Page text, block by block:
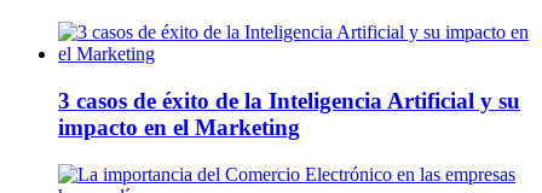
3 casos de éxito de la Inteligencia Artificial y su
impacto en el Marketing